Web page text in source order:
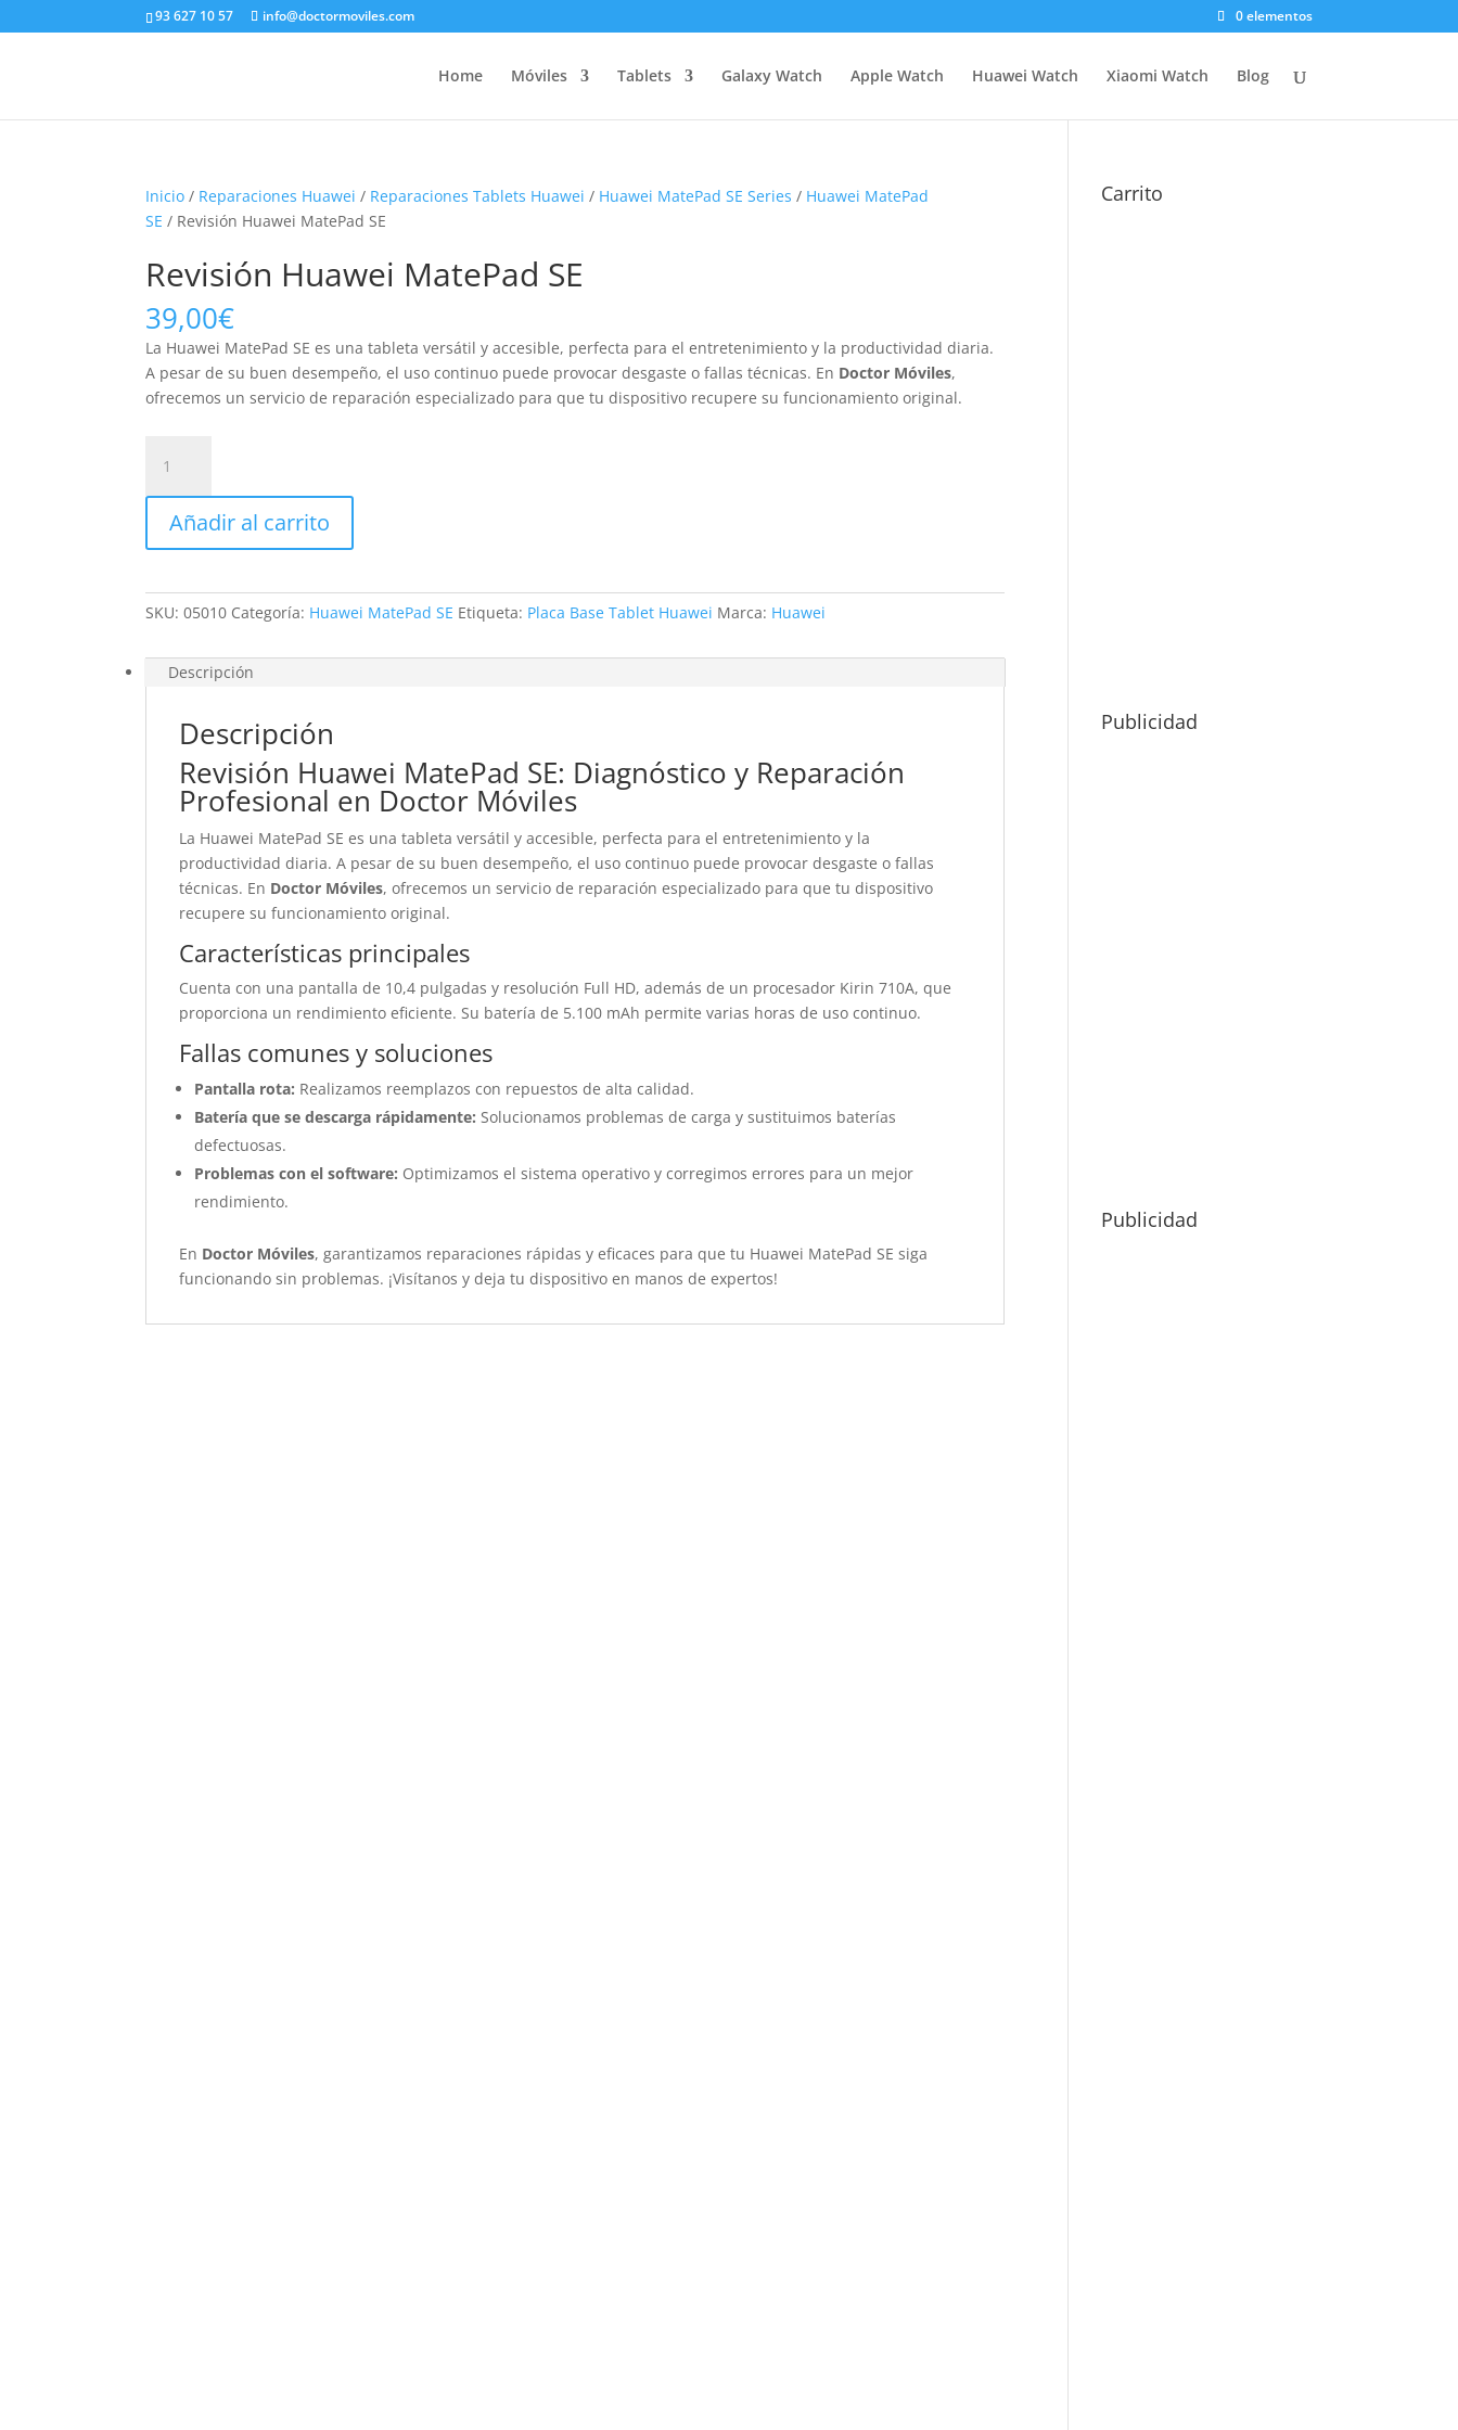
93 627 10 57 info@doctormoviles.com 0 elementos
Home Móviles Tablets Galaxy Watch Apple Watch Huawei Watch Xiaomi Watch Blog
Inicio / Reparaciones Huawei / Reparaciones Tablets Huawei / Huawei MatePad SE Series / Huawei MatePad
SE / Revisión Huawei MatePad SE
Revisión Huawei MatePad SE
39,00€
La Huawei MatePad SE es una tableta versátil y accesible, perfecta para el entretenimiento y la productividad diaria.
A pesar de su buen desempeño, el uso continuo puede provocar desgaste o fallas técnicas. En Doctor Móviles,
ofrecemos un servicio de reparación especializado para que tu dispositivo recupere su funcionamiento original.
Huawei
MatePad
cantidad
Añadir al carrito
SKU:05010 Categoría: Huawei MatePad SE Etiqueta: Placa Base Tablet Huawei Marca: Huawei
Descripción
Descripción
Revisión Huawei MatePad SE: Diagnóstico y Reparación
Profesional en Doctor Móviles
La Huawei MatePad SE es una tableta versátil y accesible, perfecta para el entretenimiento y la
productividad diaria. A pesar de su buen desempeño, el uso continuo puede provocar desgaste o fallas
técnicas. En Doctor Móviles, ofrecemos un servicio de reparación especializado para que tu dispositivo
recupere su funcionamiento original.
Características principales
Cuenta con una pantalla de 10,4 pulgadas y resolución Full HD, además de un procesador Kirin 710A, que
proporciona un rendimiento eficiente. Su batería de 5.100 mAh permite varias horas de uso continuo.
Fallas comunes y soluciones
Pantalla rota: Realizamos reemplazos con repuestos de alta calidad.
Batería que se descarga rápidamente: Solucionamos problemas de carga y sustituimos baterías
defectuosas.
Problemas con el software: Optimizamos el sistema operativo y corregimos errores para un mejor
rendimiento.
En Doctor Móviles, garantizamos reparaciones rápidas y eficaces para que tu Huawei MatePad SE siga
funcionando sin problemas. ¡Visítanos y deja tu dispositivo en manos de expertos!
Carrito
Publicidad
Publicidad